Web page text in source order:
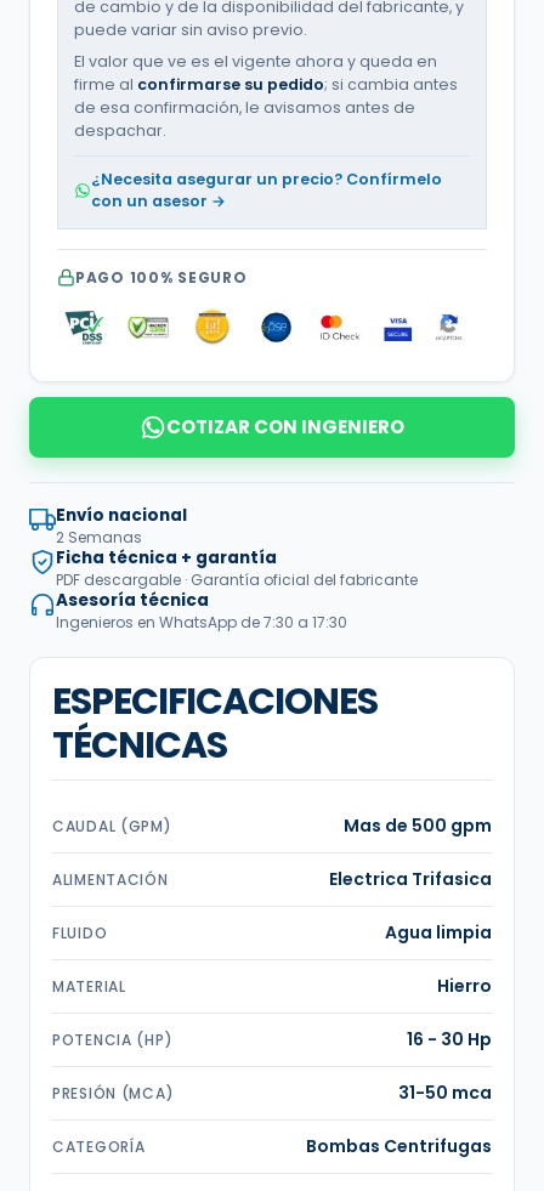
de cambio y de la disponibilidad del fabricante, y
puede variar sin aviso previo.
El valor que ve es el vigente ahora y queda en
firme al confirmarse su pedido; si cambia antes
de esa confirmación, le avisamos antes de
despachar.
¿Necesita asegurar un precio? Confírmelo
con un asesor →
PAGO 100% SEGURO
COTIZAR CON INGENIERO
Envío nacional
2 Semanas
Ficha técnica + garantía
PDF descargable · Garantía oficial del fabricante
Asesoría técnica
Ingenieros en WhatsApp de 7:30 a 17:30
ESPECIFICACIONES
TÉCNICAS
CAUDAL (GPM) Mas de 500 gpm
ALIMENTACIÓN Electrica Trifasica
FLUIDO Agua limpia
MATERIAL Hierro
POTENCIA (HP) 16 - 30 Hp
PRESIÓN (MCA) 31-50 mca
CATEGORÍA Bombas Centrifugas